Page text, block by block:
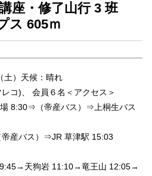
座・修了山行 3 班
ス 605ｍ
土）天候：晴れ
コ)、 会員６名＜アクセス＞
8:30⇒（帝産バス）⇒上桐生バス
産バス）⇒JR 草津駅 15:03
天狗岩 11:10→竜王山 12:05→